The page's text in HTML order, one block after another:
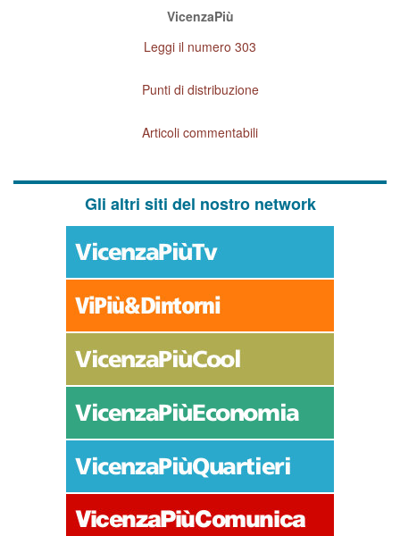
VicenzaPiù
Leggi il numero 303
Punti di distribuzione
Articoli commentabili
Gli altri siti del nostro network